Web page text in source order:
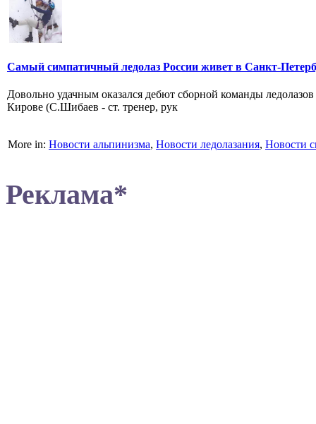
Самый симпатичный ледолаз России живет в Санкт-
Довольно удачным оказался дебют сборной команды
Кирове (С.Шибаев - ст. тренер, рук
More in: Новости альпинизма, Новости ледолазания, Новости
Реклама*